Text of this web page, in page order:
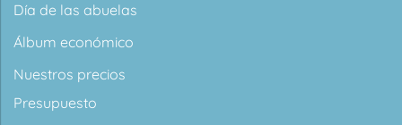
Día de las abuelas
Álbum económico
Nuestros precios
Presupuesto